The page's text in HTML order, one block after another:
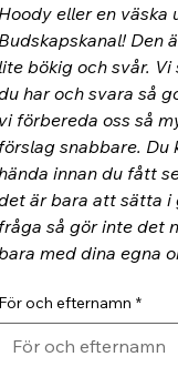
eller en väska
Den
bökig och svår.
har och svara så
förbereda oss så
snabbare. Du
innan du fått
är bara att sätta i
så gör inte det
med dina egna
och efternamn *